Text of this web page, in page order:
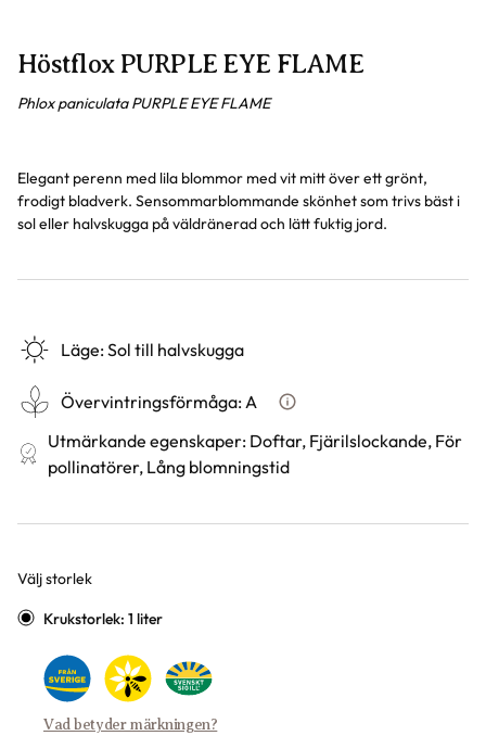
Höstflox PURPLE EYE FLAME
Phlox paniculata PURPLE EYE FLAME
Elegant perenn med lila blommor med vit mitt över ett grönt,
frodigt bladverk. Sensommarblommande skönhet som trivs bäst i
sol eller halvskugga på väldränerad och lätt fuktig jord.
Läge:Sol till halvskugga
Övervintringsförmåga:A Vad betyder
Utmärkande egenskaper: Doftar, Fjärilslockande, För
pollinatörer, Lång blomningstid
Välj storlek
Varianter
Krukstorlek: 1 liter
Vad betyder märkningen?